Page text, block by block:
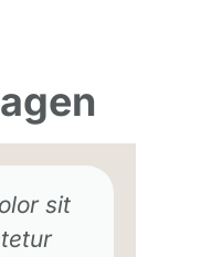
sit